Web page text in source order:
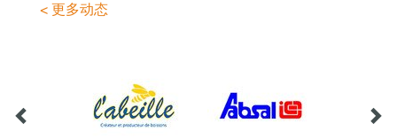
< 更多动态